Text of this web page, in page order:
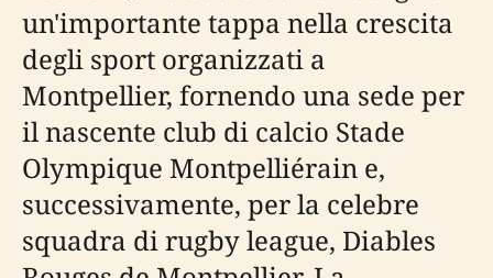
un'importante tappa nella crescita
degli sport organizzati a
Montpellier, fornendo una sede per
il nascente club di calcio Stade
Olympique Montpelliérain e,
successivamente, per la celebre
squadra di rugby league, Diables